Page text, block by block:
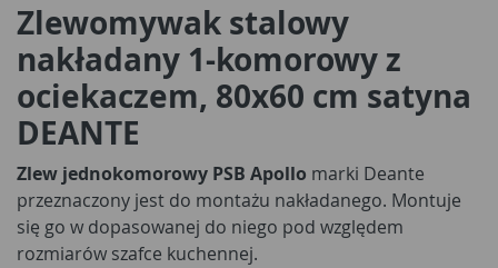
Zlewomywak stalowy
nakładany 1-komorowy z
ociekaczem, 80x60 cm satyna
DEANTE
Zlew jednokomorowy PSB Apollo marki Deante
przeznaczony jest do montażu nakładanego. Montuje
się go w dopasowanej do niego pod względem
rozmiarów szafce kuchennej.